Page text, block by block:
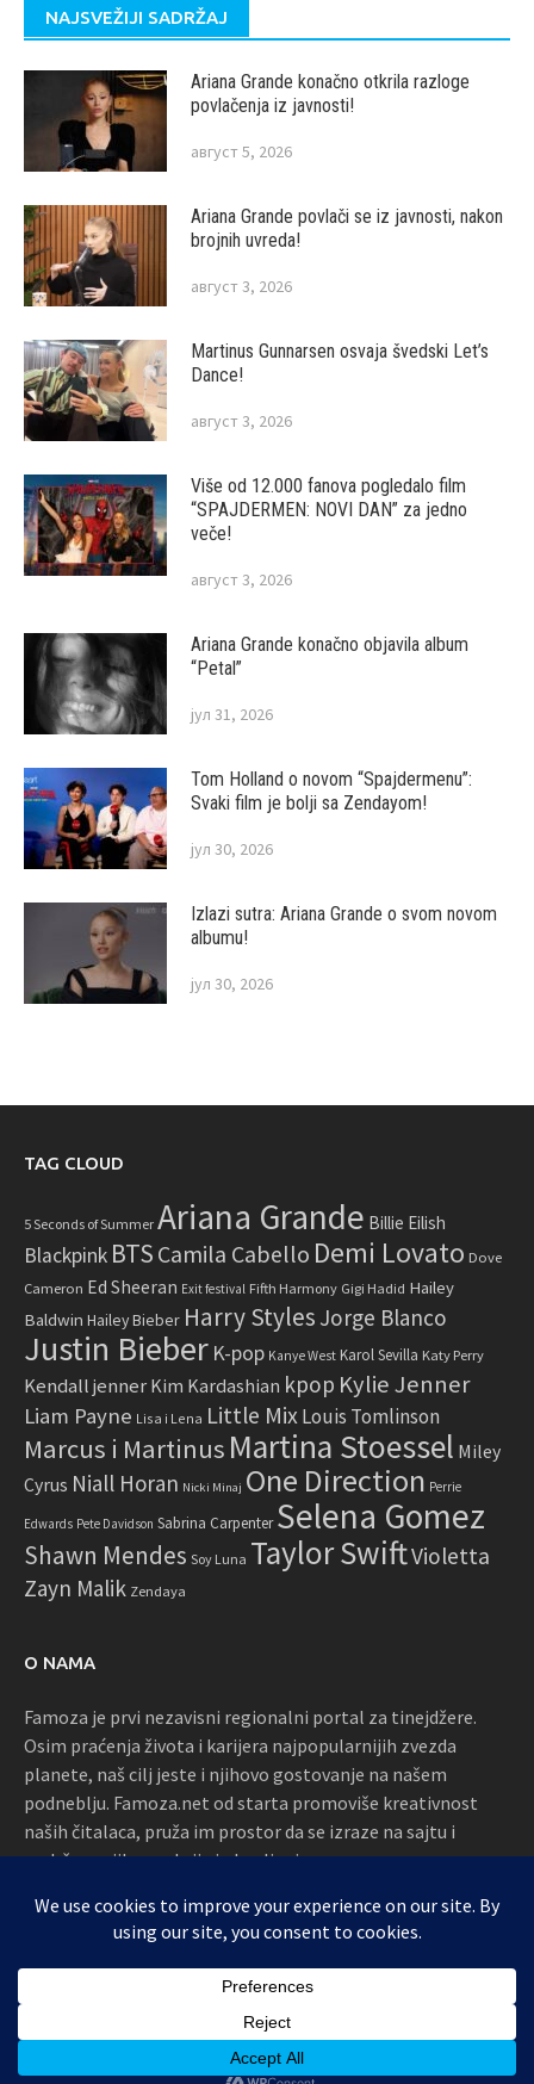
NAJSVEŽIJI SADRŽAJ
Ariana Grande konačno otkrila razloge
povlačenja iz javnosti!
август 5, 2026
Ariana Grande povlači se iz javnosti, nakon
brojnih uvreda!
август 3, 2026
Martinus Gunnarsen osvaja švedski Let’s
Dance!
август 3, 2026
Više od 12.000 fanova pogledalo film
“SPAJDERMEN: NOVI DAN” za jedno
veče!
август 3, 2026
Ariana Grande konačno objavila album
“Petal”
јул 31, 2026
Tom Holland o novom “Spajdermenu”:
Svaki film je bolji sa Zendayom!
јул 30, 2026
Izlazi sutra: Ariana Grande o svom novom
albumu!
јул 30, 2026
TAG CLOUD
5 Seconds of Summer Ariana Grande Billie Eilish
Blackpink BTS Camila Cabello Demi Lovato Dove
Cameron Ed Sheeran Exit festival Fifth Harmony Gigi Hadid Hailey
Baldwin Hailey Bieber Harry Styles Jorge Blanco
Justin Bieber K-pop Kanye West Karol Sevilla Katy Perry
Kendall jenner Kim Kardashian kpop Kylie Jenner
Liam Payne Lisa i Lena Little MixLouis Tomlinson
Marcus i Martinus Martina Stoessel Miley
Cyrus Niall Horan Nicki Minaj One Direction Perrie
Edwards Pete Davidson Sabrina Carpenter Selena Gomez
Shawn Mendes Soy Luna Taylor SwiftVioletta
Zayn Malik Zendaya
O NAMA
Famoza je prvi nezavisni regionalni portal za tinejdžere.
Osim praćenja života i karijera najpopularnijih zvezda
planete, naš cilj jeste i njihovo gostovanje na našem
podneblju. Famoza.net od starta promoviše kreativnost
naših čitalaca, pruža im prostor da se izraze na sajtu i
podržava njihove akcije i okupljanja